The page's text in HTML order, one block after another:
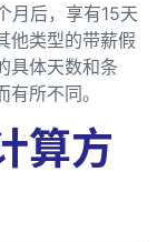
月后，享有15天
他类型的带薪假
具体天数和条
所不同。
算方